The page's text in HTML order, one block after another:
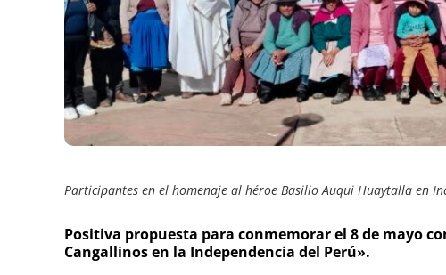
Participantes en el homenaje al héroe Basilio Auqui Huaytalla en
Positiva propuesta para conmemorar el 8 de mayo
Cangallinos en la Independencia del Perú».